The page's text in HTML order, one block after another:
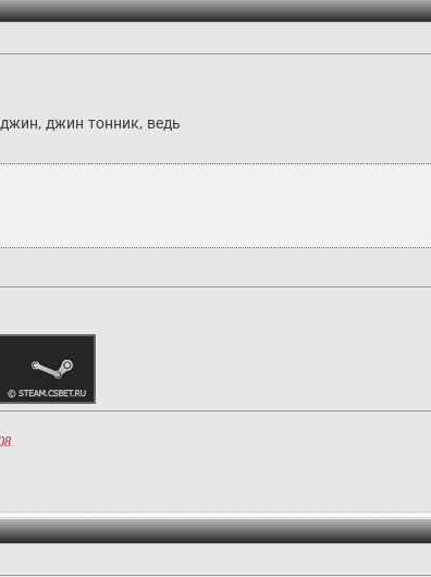
джин тонник, ведь